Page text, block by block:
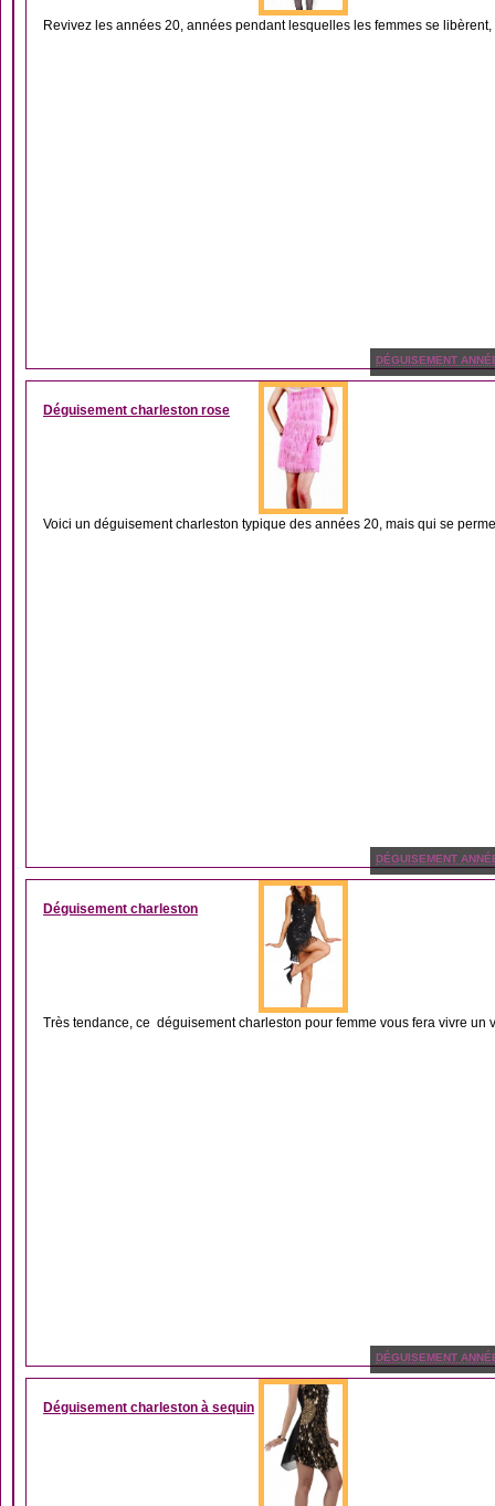
Revivez les années 20, années pendant lesquelles les femmes se
DÉGUISEMENT
Déguisement charleston rose
Voici un déguisement charleston typique des années 20, mais qui se
DÉGUISEMENT
Déguisement charleston
Très tendance, ce déguisement charleston pour femme vous fera vivre un
DÉGUISEMENT
Déguisement charleston à sequin